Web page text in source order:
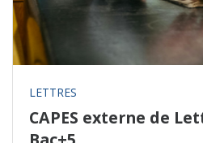
LETTRES
CAPES externe de